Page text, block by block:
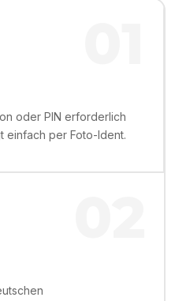
oder PIN erforderlich
per Foto-Ident.